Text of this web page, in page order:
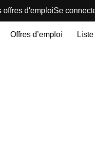
offres d'emploiSe
Offres d’emploi